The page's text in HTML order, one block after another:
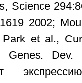
Science
2002;
et al.,
Dev.